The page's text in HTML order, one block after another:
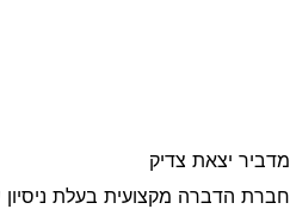
מדביר יצאת צדיק